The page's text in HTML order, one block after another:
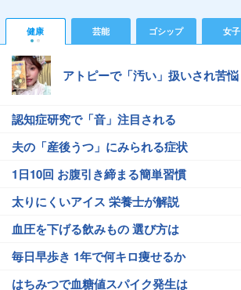
健康 芸能 ゴシップ 女子
アトピーで「汚い」扱いされ苦悩
認知症研究で「音」注目される
夫の「産後うつ」にみられる症状
1日10回 お腹引き締まる簡単習慣
太りにくいアイス 栄養士が解説
血圧を下げる飲みもの 選び方は
毎日早歩き 1年で何キロ痩せるか
はちみつで血糖値スパイク発生は